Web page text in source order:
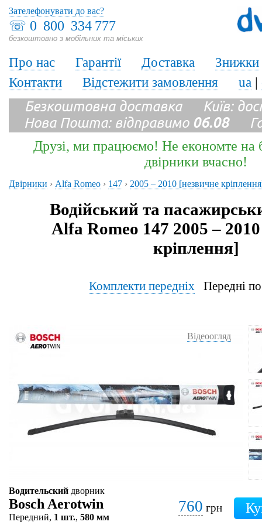
☏ 0 800 334 777
безкоштовно з мобільних та міських
Зателефонувати до вас?
Про нас Гарантії Доставка
Знижки
Контакти
Відстежити замовлення ua |
Безкоштовна доставка Київ:
Нова Пошта: відправимо 06.08
Друзі, ми працюємо! Не економте на
двірники вчасно!
Двірники › Alfa Romeo › 147 › 2005 – 2010 [незвичне
Водійський та
Alfa Romeo 147 2005 –
кріплення]
Комплекти передніхПередні
Відеоогляд
Водительский дворник
Bosch Aerotwin
Передний, 1 шт., 580 мм
760 грн